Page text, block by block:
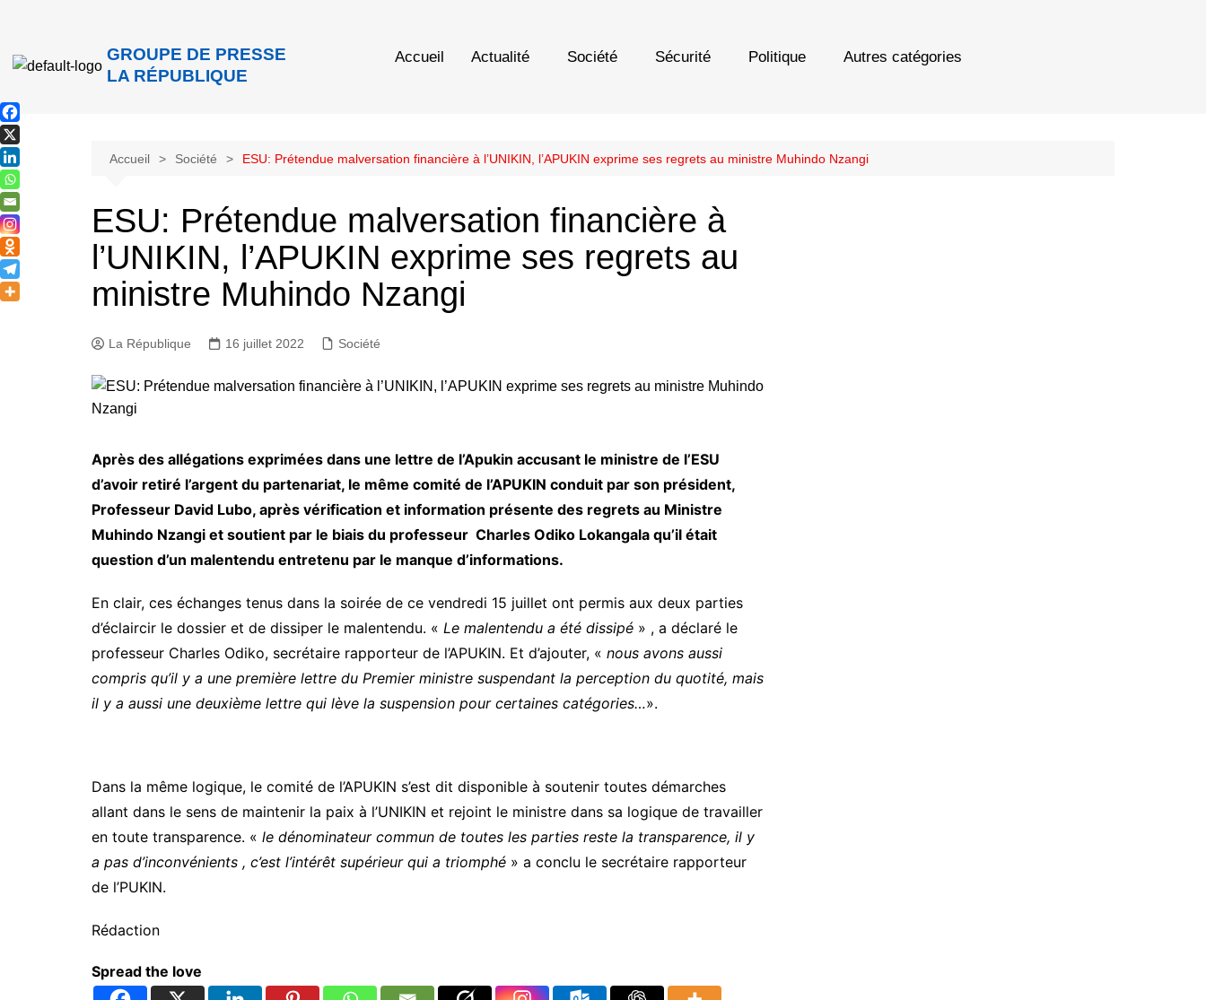
GROUPE DE PRESSE
LA RÉPUBLIQUE
Accueil Actualité Société Sécurité Politique Autres catégories
Accueil Société ESU: Prétendue malversation financière à l’UNIKIN, l’APUKIN exprime ses regrets au ministre Muhindo Nzangi
ESU: Prétendue malversation financière à
l’UNIKIN, l’APUKIN exprime ses regrets au
ministre Muhindo Nzangi
La République 16 juillet 2022 Société
Après des allégations exprimées dans une lettre de l’Apukin accusant le ministre de l’ESU
d’avoir retiré l’argent du partenariat, le même comité de l’APUKIN conduit par son président,
Professeur David Lubo, après vérification et information présente des regrets au Ministre
Muhindo Nzangi et soutient par le biais du professeur Charles Odiko Lokangala qu’il était
question d’un malentendu entretenu par le manque d’informations.
En clair, ces échanges tenus dans la soirée de ce vendredi 15 juillet ont permis aux deux parties
d’éclaircir le dossier et de dissiper le malentendu. « Le malentendu a été dissipé » , a déclaré le
professeur Charles Odiko, secrétaire rapporteur de l’APUKIN. Et d’ajouter, « nous avons aussi
compris qu’il y a une première lettre du Premier ministre suspendant la perception du quotité, mais
il y a aussi une deuxième lettre qui lève la suspension pour certaines catégories…».
Dans la même logique, le comité de l’APUKIN s’est dit disponible à soutenir toutes démarches
allant dans le sens de maintenir la paix à l’UNIKIN et rejoint le ministre dans sa logique de travailler
en toute transparence. « le dénominateur commun de toutes les parties reste la transparence, il y
a pas d’inconvénients , c’est l’intérêt supérieur qui a triomphé » a conclu le secrétaire rapporteur
de l’PUKIN.
Rédaction
Spread the love